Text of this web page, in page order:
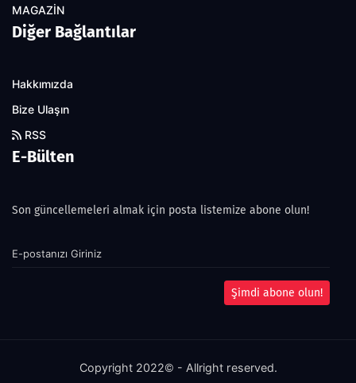
MAGAZİN
Diğer Bağlantılar
Hakkımızda
Bize Ulaşın
RSS
E-Bülten
Son güncellemeleri almak için posta listemize abone olun!
Şimdi abone olun!
Copyright 2022© - Allright reserved.